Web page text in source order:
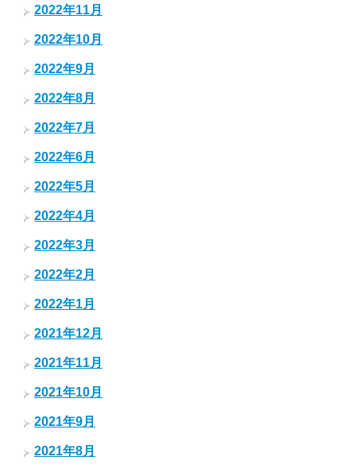
2022年11月
2022年10月
2022年9月
2022年8月
2022年7月
2022年6月
2022年5月
2022年4月
2022年3月
2022年2月
2022年1月
2021年12月
2021年11月
2021年10月
2021年9月
2021年8月